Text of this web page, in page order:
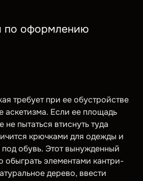
по оформлению
требует при ее обустройстве
аскетизма. Если ее площадь
пытаться втиснуть туда
крючками для одежды и
обувь. Этот вынужденный
элементами кантри-
дерево, ввести